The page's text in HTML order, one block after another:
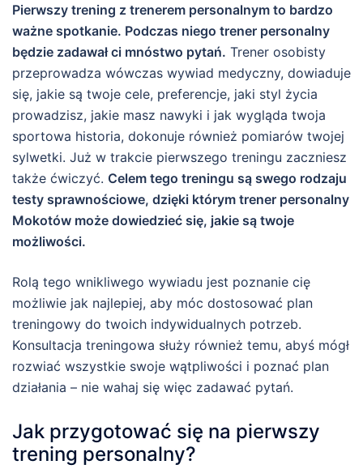
Pierwszy trening z trenerem personalnym to bardzo
ważne spotkanie. Podczas niego trener personalny
będzie zadawał ci mnóstwo pytań. Trener osobisty
przeprowadza wówczas wywiad medyczny, dowiaduje
się, jakie są twoje cele, preferencje, jaki styl życia
prowadzisz, jakie masz nawyki i jak wygląda twoja
sportowa historia, dokonuje również pomiarów twojej
sylwetki. Już w trakcie pierwszego treningu zaczniesz
także ćwiczyć. Celem tego treningu są swego rodzaju
testy sprawnościowe, dzięki którym trener personalny
Mokotów może dowiedzieć się, jakie są twoje
możliwości.
Rolą tego wnikliwego wywiadu jest poznanie cię
możliwie jak najlepiej, aby móc dostosować plan
treningowy do twoich indywidualnych potrzeb.
Konsultacja treningowa służy również temu, abyś mógł
rozwiać wszystkie swoje wątpliwości i poznać plan
działania – nie wahaj się więc zadawać pytań.
Jak przygotować się na pierwszy
trening personalny?